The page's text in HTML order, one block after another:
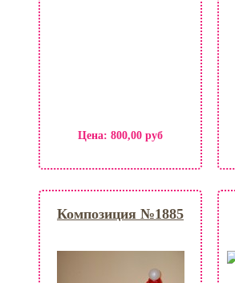
Цена: 800,00 руб
Композиция №1885